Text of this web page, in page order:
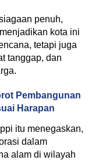
penuh,
kota ini
tetapi juga
tanggap, dan
Pembangunan
Harapan
itu menegaskan,
dalam
alam di wilayah